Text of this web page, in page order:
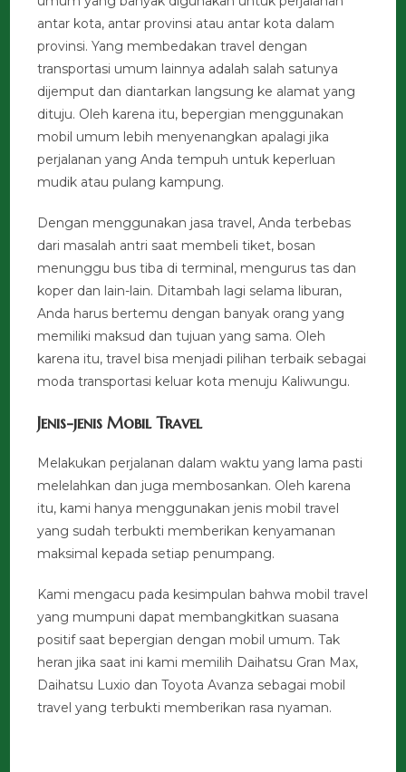
antar kota, antar provinsi atau antar kota dalam
provinsi. Yang membedakan travel dengan
transportasi umum lainnya adalah salah satunya
dijemput dan diantarkan langsung ke alamat yang
dituju. Oleh karena itu, bepergian menggunakan
mobil umum lebih menyenangkan apalagi jika
perjalanan yang Anda tempuh untuk keperluan
mudik atau pulang kampung.
Dengan menggunakan jasa travel, Anda terbebas
dari masalah antri saat membeli tiket, bosan
menunggu bus tiba di terminal, mengurus tas dan
koper dan lain-lain. Ditambah lagi selama liburan,
Anda harus bertemu dengan banyak orang yang
memiliki maksud dan tujuan yang sama. Oleh
karena itu, travel bisa menjadi pilihan terbaik sebagai
moda transportasi keluar kota menuju Kaliwungu.
Jenis-jenis Mobil Travel
Melakukan perjalanan dalam waktu yang lama pasti
melelahkan dan juga membosankan. Oleh karena
itu, kami hanya menggunakan jenis mobil travel
yang sudah terbukti memberikan kenyamanan
maksimal kepada setiap penumpang.
Kami mengacu pada kesimpulan bahwa mobil travel
yang mumpuni dapat membangkitkan suasana
positif saat bepergian dengan mobil umum. Tak
heran jika saat ini kami memilih Daihatsu Gran Max,
Daihatsu Luxio dan Toyota Avanza sebagai mobil
travel yang terbukti memberikan rasa nyaman.